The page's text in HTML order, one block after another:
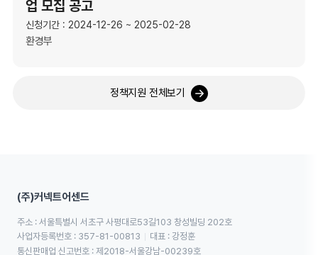
업 모집 공고
신청기간 : 2024-12-26 ~ 2025-02-28
환경부
정책지원 전체보기
(주)커넥트어센드
주소 : 서울특별시 서초구 사평대로53길103 창성빌딩 202호
사업자등록번호 : 357-81-00813
대표 : 강정훈
통신판매업 신고번호 : 제2018-서울강남-00239호